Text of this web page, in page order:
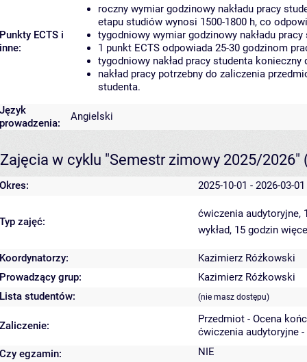
Punkty ECTS i
inne:
roczny wymiar godzinowy nakładu pracy
etapu studiów wynosi 1500-1800 h, co
tygodniowy wymiar godzinowy nakładu
1 punkt ECTS odpowiada 25-30 godzinom
tygodniowy nakład pracy studenta
nakład pracy potrzebny do zaliczenia
studenta.
Język
prowadzenia:
Angielski
Zajęcia w cyklu "Semestr zimowy 2025/2026"
Okres: 2025-10-01 - 2026-03-01
Typ zajęć:
ćwiczenia audytoryjne,
wykład, 15 godzin
Koordynatorzy:
Kazimierz Różkowski
Prowadzący grup:
Kazimierz Różkowski
Lista studentów:
(nie masz dostępu)
Zaliczenie:
Przedmiot - Ocena
ćwiczenia audytoryjne
Czy egzamin:
NIE